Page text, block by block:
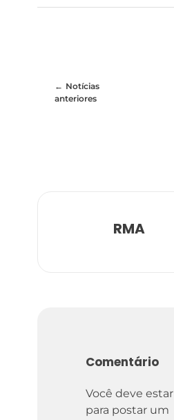
Notícias
anteriores
RMA
Comentário
Você deve estar
para postar um